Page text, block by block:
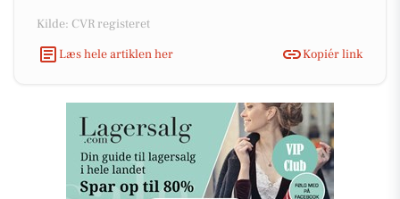
Kilde: CVR registeret
Læs hele artiklen her
Kopiér link